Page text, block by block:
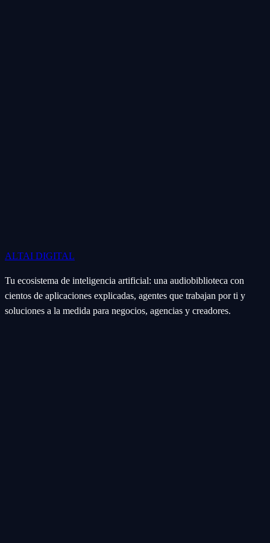
ALTAI DIGITAL
Tu ecosistema de inteligencia artificial: una audiobiblioteca con
cientos de aplicaciones explicadas, agentes que trabajan por ti y
soluciones a la medida para negocios, agencias y creadores.